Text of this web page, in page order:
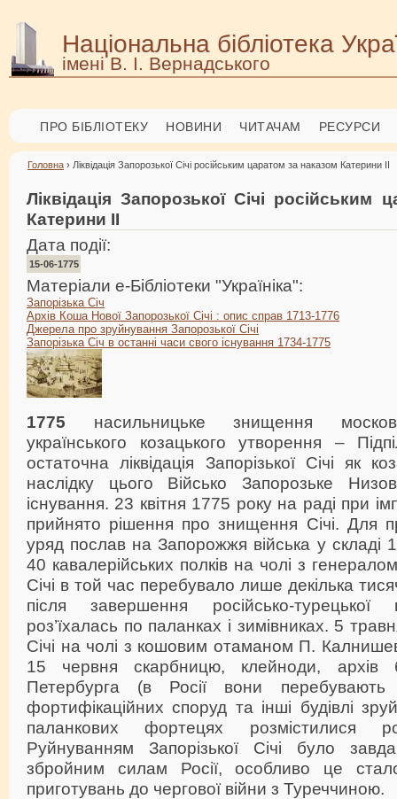
Національна бібліотека
імені В. І. Вернадського
ПРО БІБЛІОТЕКУ НОВИНИ ЧИТАЧАМ РЕСУРСИ
Головна › Ліквідація Запорозької Січі російським царатом за наказом Катерини ІІ
Ліквідація Запорозької Січі російським
Катерини ІІ
Дата події:
15-06-1775
Матеріали е-Бібліотеки "Україніка":
Запорізька Січ
Архів Коша Нової Запорозької Січі : опис справ 1713-1776
Джерела про зруйнування Запорозької Січі
Запорізька Січ в останні часи свого існування 1734-1775
1775 насильницьке знищення
українського козацького утворення –
остаточна ліквідація Запорізької Січі як
наслідку цього Військо Запорозьке
існування. 23 квітня 1775 року на раді при
прийнято рішення про знищення Січі. Для
уряд послав на Запорожжя війська у складі
40 кавалерійських полків на чолі з
Січі в той час перебувало лише декілька
після завершення російсько-турецької
роз’їхалась по паланках і зимівниках. 5
Січі на чолі з кошовим отаманом П.
15 червня скарбницю, клейноди, архів
Петербурга (в Росії вони
фортифікаційних споруд та інші будівлі
паланкових фортецях розмістилися
Руйнуванням Запорізької Січі було
збройним силам Росії, особливо це
приготувань до чергової війни з Туреччиною.